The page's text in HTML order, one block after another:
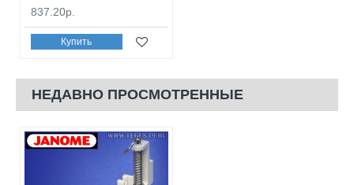
837.20р.
Купить
НЕДАВНО ПРОСМОТРЕННЫЕ